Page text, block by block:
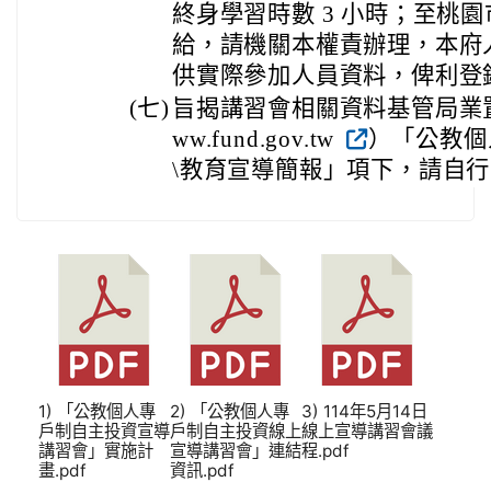
終身學習時數 3 小時；至桃
給，請機關本權責辦理，本
供實際參加人員資料，俾利登
(七) 旨揭講習會相關資料基管局
ww.fund.gov.tw
）「公教
\教育宣導簡報」項下，請自
1) 「公教個人專
戶制自主投資宣導
講習會」實施計
畫.pdf
2) 「公教個人專
戶制自主投資線上
宣導講習會」連結
資訊.pdf
3) 114年5月14日
線上宣導講習會議
程.pdf